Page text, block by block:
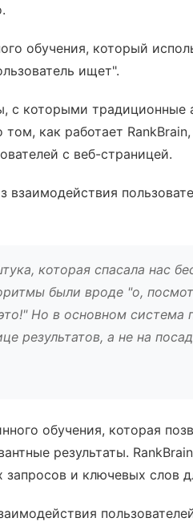
обучения, который
ищет".
с которыми традиционные
как работает
с веб-страницей.
взаимодействия
которая спасала нас
были вроде "о,
Но в основном система
результатов, а не на
обучения, которая
результаты.
и ключевых слов